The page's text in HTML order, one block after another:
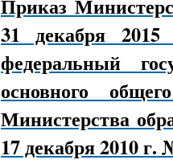
Приказ
31 декабря
федеральный
основного
Министерства
17 декабря 2010 г.